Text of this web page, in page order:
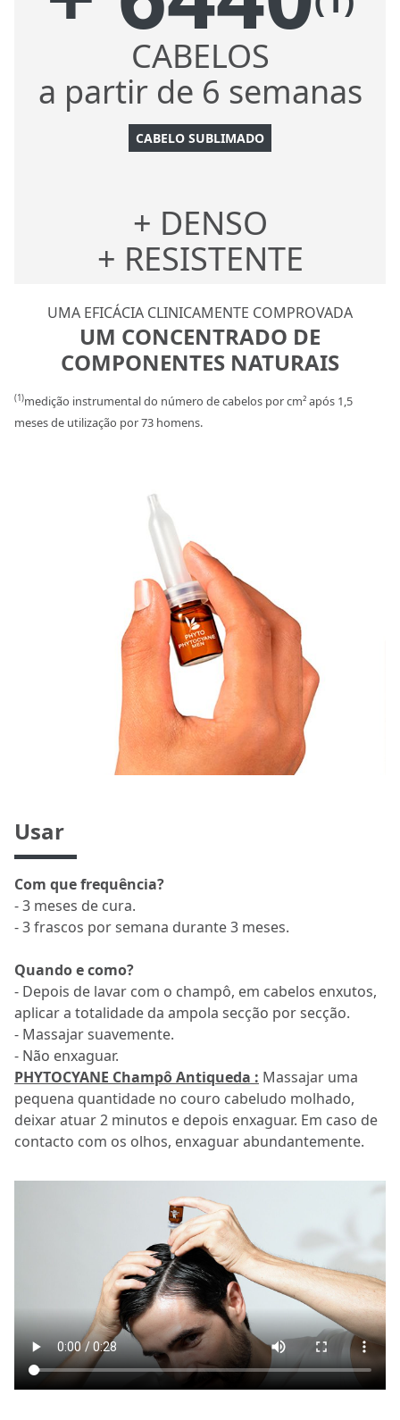
CABELOS
a partir de 6 semanas
CABELO SUBLIMADO
+ DENSO
+ RESISTENTE
UMA EFICÁCIA CLINICAMENTE COMPROVADA
UM CONCENTRADO DE
COMPONENTES NATURAIS
(1)medição instrumental do número de cabelos por cm² após 1,5
meses de utilização por 73 homens.
Usar
Com que frequência?
- 3 meses de cura.
- 3 frascos por semana durante 3 meses.
Quando e como?
- Depois de lavar com o champô, em cabelos enxutos,
aplicar a totalidade da ampola secção por secção.
- Massajar suavemente.
- Não enxaguar.
PHYTOCYANE Champô Antiqueda : Massajar uma
pequena quantidade no couro cabeludo molhado,
deixar atuar 2 minutos e depois enxaguar. Em caso de
contacto com os olhos, enxaguar abundantemente.